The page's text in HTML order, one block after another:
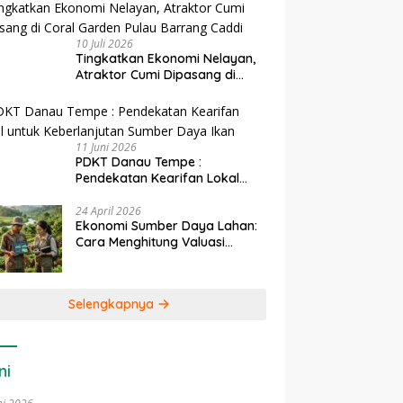
10 Juli 2026
Tingkatkan Ekonomi Nelayan,
Atraktor Cumi Dipasang di
Caddi
11 Juni 2026
PDKT Danau Tempe :
Pendekatan Kearifan Lokal
Daya Ikan
24 April 2026
Ekonomi Sumber Daya Lahan:
Cara Menghitung Valuasi
Selengkapnya